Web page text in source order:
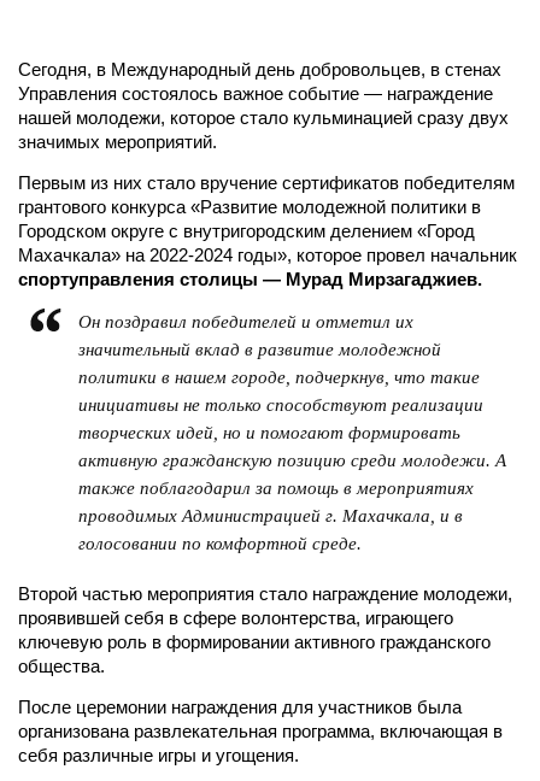
Сегодня, в Международный день добровольцев, в стенах
Управления состоялось важное событие — награждение
нашей молодежи, которое стало кульминацией сразу двух
значимых мероприятий.
Первым из них стало вручение сертификатов победителям
грантового конкурса «Развитие молодежной политики в
Городском округе с внутригородским делением «Город
Махачкала» на 2022-2024 годы», которое провел начальник
спортуправления столицы — Мурад Мирзагаджиев.
Он поздравил победителей и отметил их
значительный вклад в развитие молодежной
политики в нашем городе, подчеркнув, что такие
инициативы не только способствуют реализации
творческих идей, но и помогают формировать
активную гражданскую позицию среди молодежи. А
также поблагодарил за помощь в мероприятиях
проводимых Администрацией г. Махачкала, и в
голосовании по комфортной среде.
Второй частью мероприятия стало награждение молодежи,
проявившей себя в сфере волонтерства, играющего
ключевую роль в формировании активного гражданского
общества.
После церемонии награждения для участников была
организована развлекательная программа, включающая в
себя различные игры и угощения.